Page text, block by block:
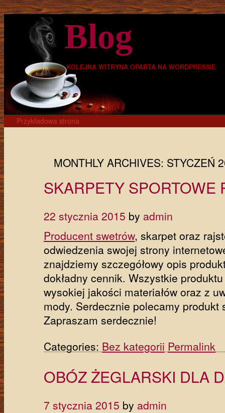
Blog
KOLEJNA WITRYNA OPARTA NA WORDPRESSIE
Main menu
Skip to content
Przykładowa strona
MONTHLY ARCHIVES: STYCZEŃ
SKARPETY SPORTOWE
22 stycznia 2015 by admin
Producent swetrów, skarpet oraz
odwiedzenia swojej strony
znajdziemy szczegółowy opis
dokładny cennik. Wszystkie
wysokiej jakości materiałów oraz z
mody. Serdecznie polecamy produkt
Zapraszam serdecznie!
Categories: Bez kategorii Permalink
OBÓZ ŻEGLARSKI DLA
7 stycznia 2015 by admin